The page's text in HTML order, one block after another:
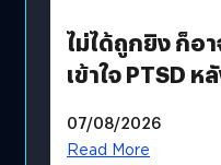
ไม่ได้ถูกยิง ก็อ
เข้าใจ PTSD ห
07/08/2026
Read More